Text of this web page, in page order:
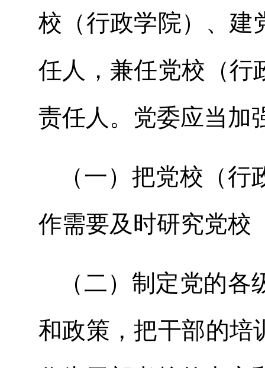
校（行政学院）、建
任人，兼任党校（行
责任人。党委应当加
（一）把党校（
作需要及时研究党校
（二）制定党的
和政策，把干部的培